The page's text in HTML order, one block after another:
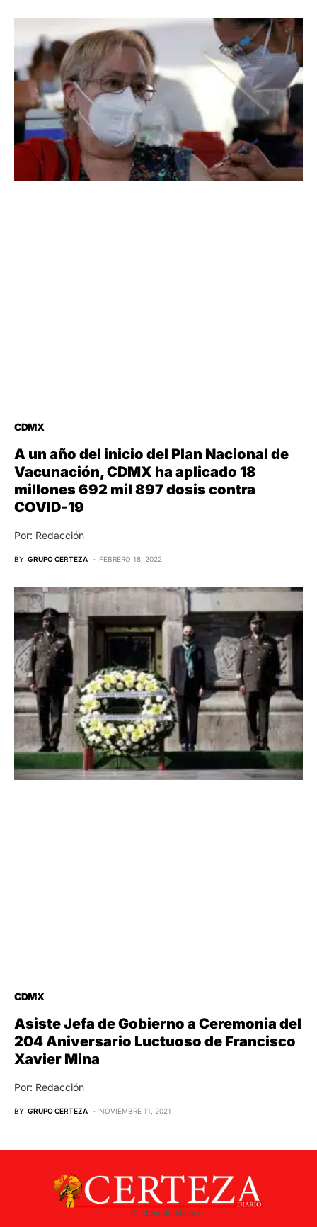
CDMX
A un año del inicio del Plan Nacional de
Vacunación, CDMX ha aplicado 18
millones 692 mil 897 dosis contra
COVID-19
Por: Redacción
BY GRUPO CERTEZA FEBRERO 18, 2022
CDMX
Asiste Jefa de Gobierno a Ceremonia del
204 Aniversario Luctuoso de Francisco
Xavier Mina
Por: Redacción
BY GRUPO CERTEZA NOVIEMBRE 11, 2021